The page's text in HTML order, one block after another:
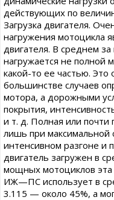
действующих по
Загрузка двигателя.
нагружения мотоцикла
двигателя. В среднем
нагружается не полной
какой-то ее частью. Это
большинстве случаев
мотора, а дорожными
покрытия,
и т. д. Полная или почти
лишь при максимальной
интенсивном разгоне и
двигатель загружен в
мощных мотоциклов
ИЖ—ПС использует в
3.115 — около 45%, а